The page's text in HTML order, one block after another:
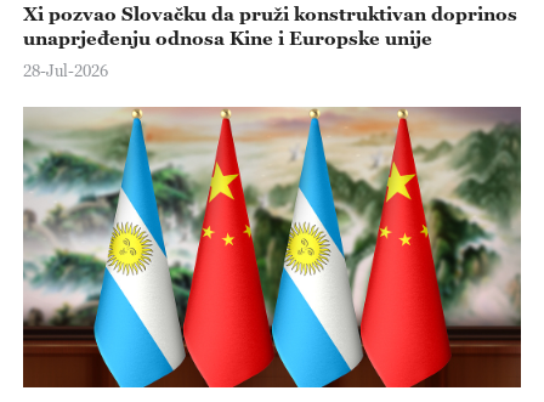
Xi pozvao Slovačku da pruži konstruktivan doprinos
unaprjeđenju odnosa Kine i Europske unije
28-Jul-2026